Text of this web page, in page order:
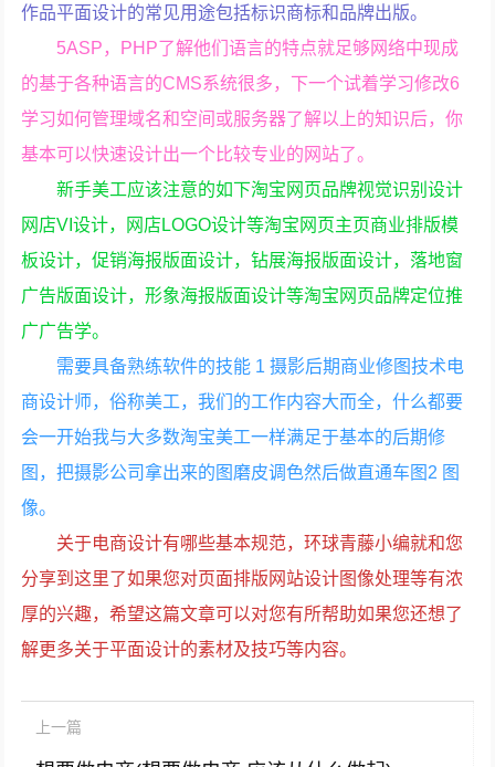
作品平面设计的常见用途包括标识商标和品牌出版。
5ASP，PHP了解他们语言的特点就足够网络中现成
的基于各种语言的CMS系统很多，下一个试着学习修改6
学习如何管理域名和空间或服务器了解以上的知识后，你
基本可以快速设计出一个比较专业的网站了。
新手美工应该注意的如下淘宝网页品牌视觉识别设计
网店VI设计，网店LOGO设计等淘宝网页主页商业排版模
板设计，促销海报版面设计，钻展海报版面设计，落地窗
广告版面设计，形象海报版面设计等淘宝网页品牌定位推
广广告学。
需要具备熟练软件的技能 1 摄影后期商业修图技术电
商设计师，俗称美工，我们的工作内容大而全，什么都要
会一开始我与大多数淘宝美工一样满足于基本的后期修
图，把摄影公司拿出来的图磨皮调色然后做直通车图2 图
像。
关于电商设计有哪些基本规范，环球青藤小编就和您
分享到这里了如果您对页面排版网站设计图像处理等有浓
厚的兴趣，希望这篇文章可以对您有所帮助如果您还想了
解更多关于平面设计的素材及技巧等内容。
上一篇